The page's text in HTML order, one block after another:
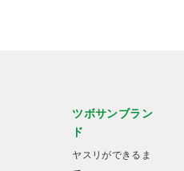
ツボサンブラン
ド
ヤスリができるま